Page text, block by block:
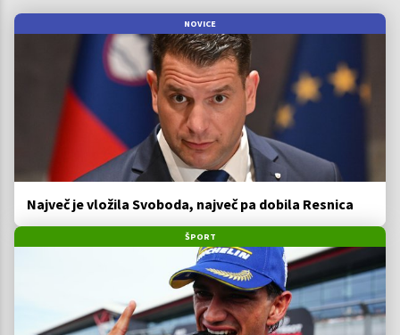
NOVICE
Največ je vložila Svoboda, največ pa dobila Resnica
ŠPORT